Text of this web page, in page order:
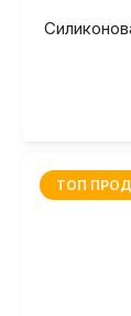
ТОП